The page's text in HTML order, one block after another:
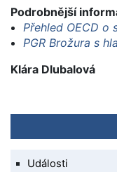
Podrobnější
Přehled OECD o
PGR Brožura s
Klára Dlubalová
Události